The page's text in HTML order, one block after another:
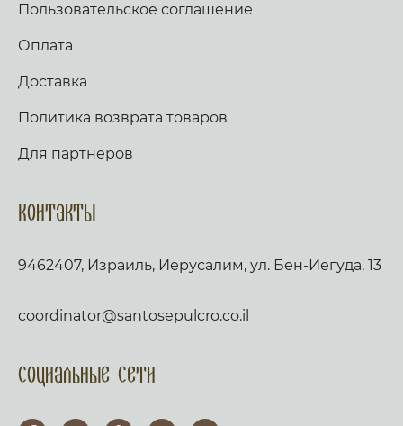
Пользовательское соглашение
Оплата
Доставка
Политика возврата товаров
Для партнеров
Контакты
9462407, Израиль, Иерусалим, ул. Бен-Иегуда, 13
coordinator@santosepulcro.co.il
Социальные сети